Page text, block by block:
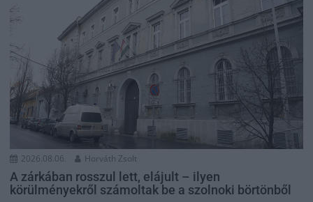
2026.08.06. Horváth Zsolt
A zárkában rosszul lett, elájult – ilyen
körülményekről számoltak be a szolnoki börtönből